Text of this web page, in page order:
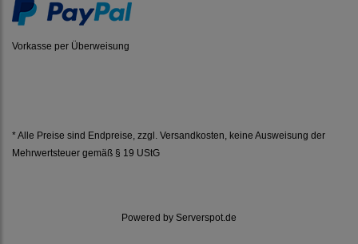
Vorkasse per Überweisung
* Alle Preise sind Endpreise, zzgl. Versandkosten , keine Ausweisung der
Mehrwertsteuer gemäß § 19 UStG
Powered by Serverspot.de